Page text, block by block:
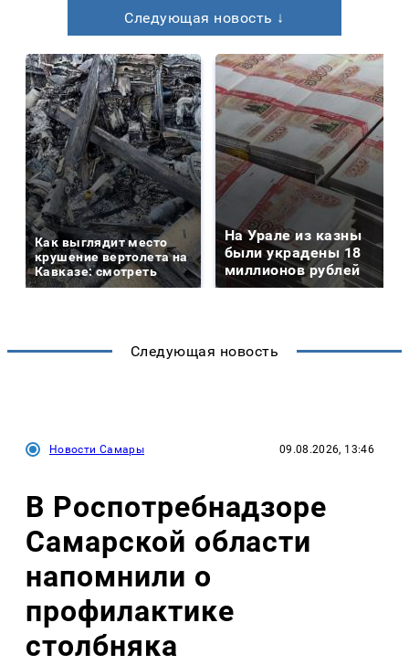
Следующая новость ↓
Как выглядит место
крушение вертолета на
Кавказе: смотреть
На Урале из казны
были украдены 18
миллионов рублей
Следующая новость
Новости Самары 09.08.2026, 13:46
В Роспотребнадзоре
Самарской области
напомнили о
профилактике
столбняка